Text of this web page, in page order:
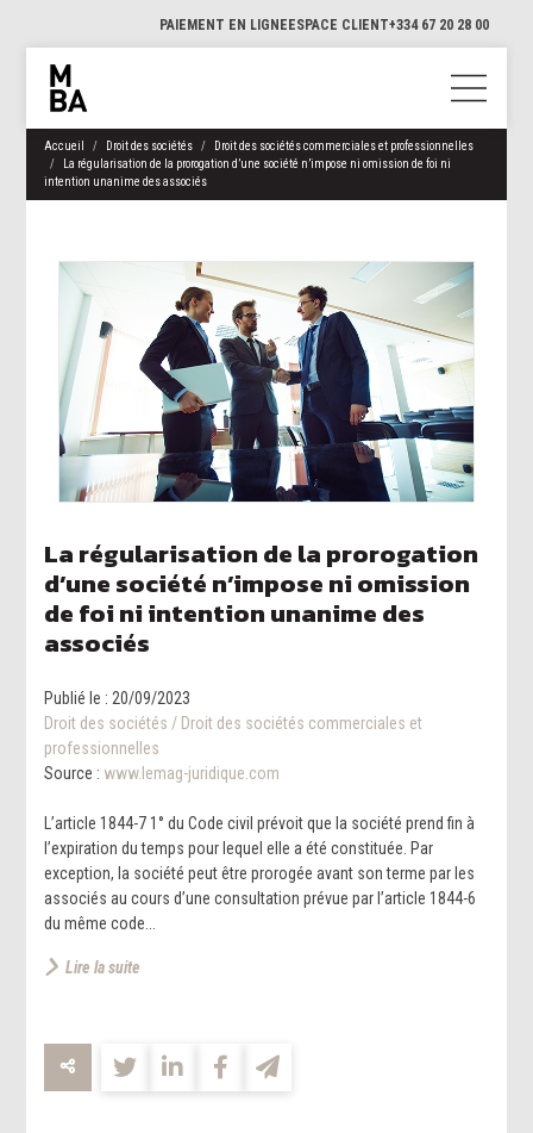
PAIEMENT EN LIGNEESPACE CLIENT+334 67 20 28 00
Accueil Droit des sociétés
Droit des sociétés commerciales et professionnelles
La régularisation de la prorogation d’une société n’impose ni omission de foi ni
intention unanime des associés
La régularisation de la prorogation
d’une société n’impose ni omission
de foi ni intention unanime des
associés
Publié le : 20/09/2023
Droit des sociétés / Droit des sociétés commerciales et
professionnelles
Source : www.lemag-juridique.com
L’article 1844-7 1° du Code civil prévoit que la société prend fin à
l’expiration du temps pour lequel elle a été constituée. Par
exception, la société peut être prorogée avant son terme par les
associés au cours d’une consultation prévue par l’article 1844-6
du même code...
Lire la suite